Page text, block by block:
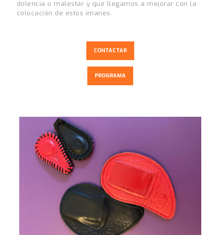
dolencia o malestar y que llegamos a mejorar con la
colocación de estos imanes.
CONTACTAR
PROGRAMA